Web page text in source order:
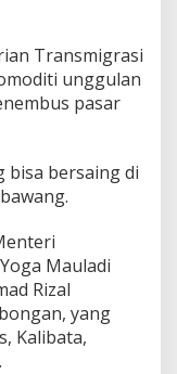
Transmigrasi
unggulan
pasar
bisa bersaing di
Mauladi
Rizal
yang
Kalibata,